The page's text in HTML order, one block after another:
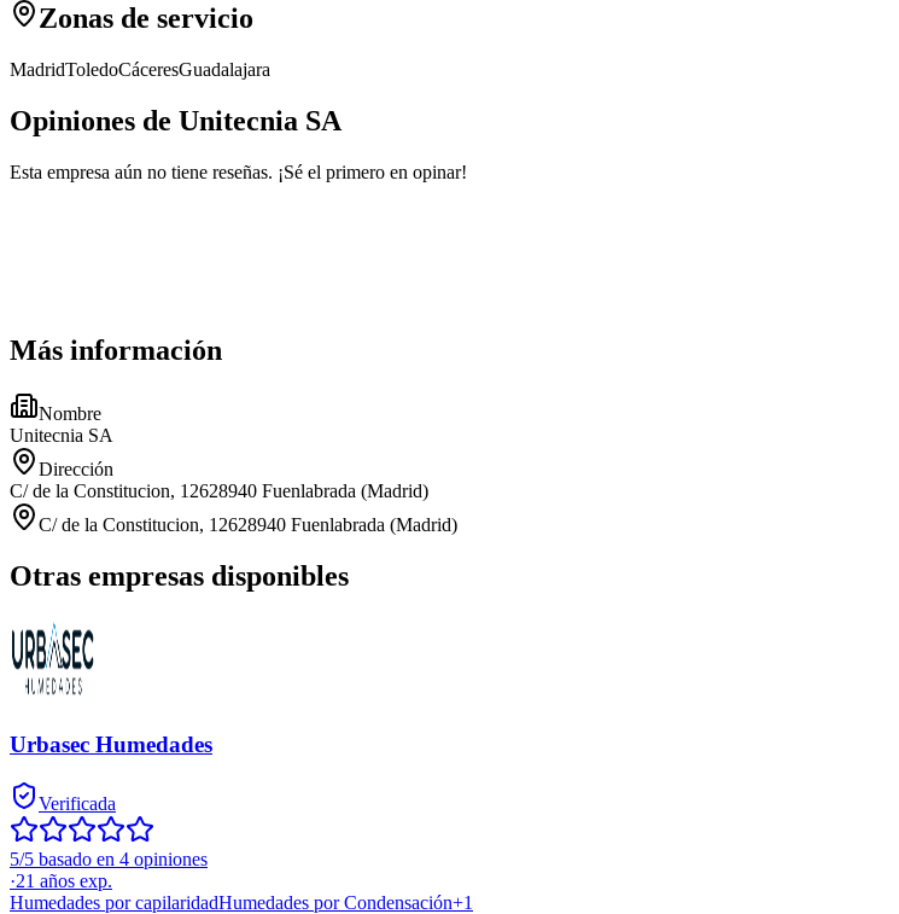
Zonas de servicio
MadridToledoCáceresGuadalajara
Opiniones de Unitecnia SA
Esta empresa aún no tiene reseñas. ¡Sé el primero en opinar!
Más información
Nombre
Unitecnia SA
Dirección
C/ de la Constitucion, 12628940 Fuenlabrada (Madrid)
C/ de la Constitucion, 12628940 Fuenlabrada (Madrid)
Otras empresas disponibles
Urbasec Humedades
Verificada
5/5 basado en 4 opiniones
·21 años exp.
Humedades por capilaridadHumedades por Condensación+1